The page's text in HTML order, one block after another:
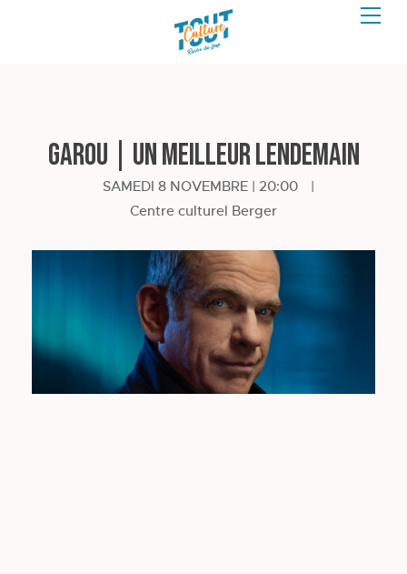
Garou | Un meilleur lendemain
SAMEDI 8 NOVEMBRE | 20:00
|
Centre culturel Berger